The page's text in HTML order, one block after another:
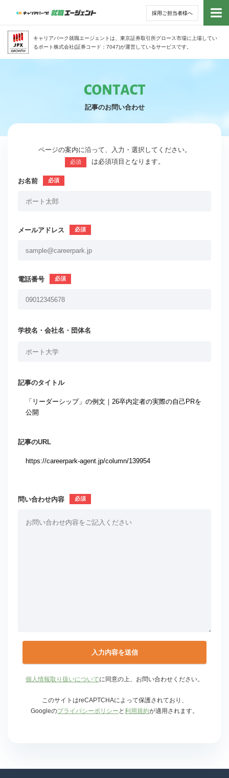
採用ご担当者様へ
キャリアパーク就職エージェントは、東京証券取引所グロース市場に上場してい
るポート株式会社(証券コード：7047)が運営しているサービスです。
トッ
記事のお問い合わせ
ページの案内に沿って、入力・選択してください。
必須 は必須項目となります。
お名前
メールアドレス
電話番号
学校名・会社名・団体名
記事のタイトル
記事のURL
問い合わせ内容
個人情報取り扱いについてに同意の上、お問い合わせください。
このサイトはreCAPTCHAによって保護されており、
Googleのプライバシーポリシー と 利用規約が適用されます。